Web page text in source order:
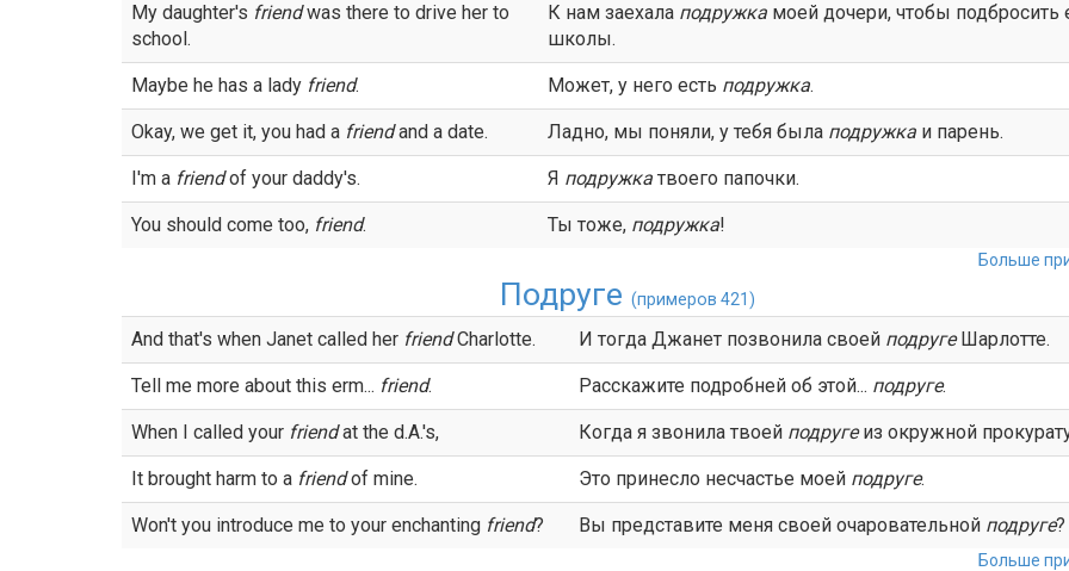
My daughter's friendwas there to drive her to
school.
К нам заехала подружка моей дочери, чтобы подбросить
школы.
Maybe he has a lady friend. Может, у него есть подружка.
Okay, we get it, you had a friendand a date. Ладно, мы поняли, у тебя была подружка и парень.
I'm a friendof your daddy's. Я подружка твоего папочки.
You should come too, friend. Ты тоже, подружка!
Больше
Подруге (примеров 421)
And that's when Janet called her friendCharlotte. И тогда Джанет позвонила своей подругеШарлотте.
Tell me more about this erm... friend. Расскажите подробней об этой... подруге.
When I called your friendat the d.A.'s, Когда я звонила твоей подругеиз окружной
It brought harm to a friendof mine. Это принесло несчастье моей подруге.
Won't you introduce me to your enchanting friend? Вы представите меня своей очаровательной подруге?
Больше